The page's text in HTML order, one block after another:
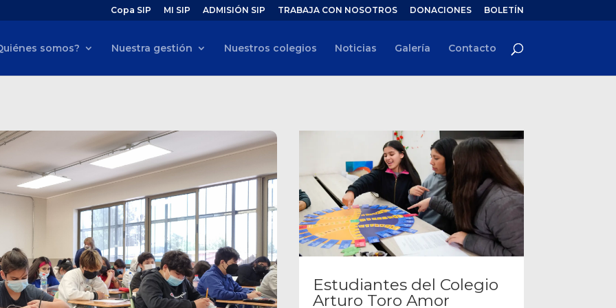
Copa SIP MI SIP ADMISIÓN SIP TRABAJA CON NOSOTROS DONACIONES BOLETÍN
somos? Nuestra gestión Nuestros colegios Noticias Galería Contacto
Estudiantes del Colegio
Arturo Toro Amor